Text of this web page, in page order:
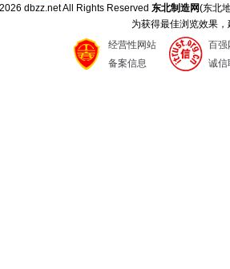
2026 dbzz.net All Rights Reserved东北制造网(东北
为获得最佳浏览效果
经营性网站
备案信息
百强
诚信